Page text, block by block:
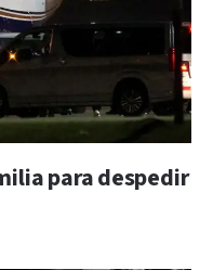
para despedir